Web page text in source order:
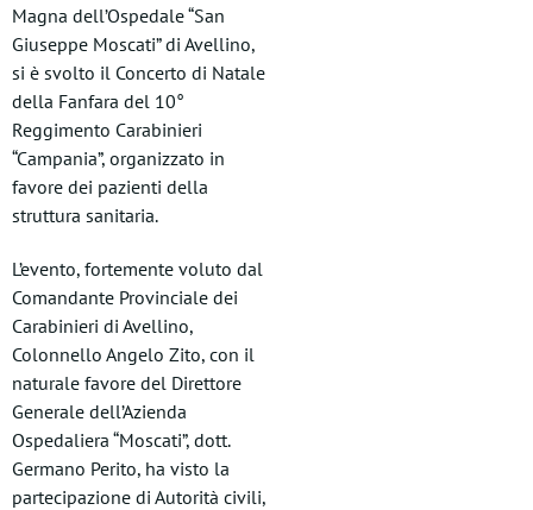
Magna dell’Ospedale “San
Giuseppe Moscati” di Avellino,
si è svolto il Concerto di Natale
della Fanfara del 10°
Reggimento Carabinieri
“Campania”, organizzato in
favore dei pazienti della
struttura sanitaria.
L’evento, fortemente voluto dal
Comandante Provinciale dei
Carabinieri di Avellino,
Colonnello Angelo Zito, con il
naturale favore del Direttore
Generale dell’Azienda
Ospedaliera “Moscati”, dott.
Germano Perito, ha visto la
partecipazione di Autorità civili,